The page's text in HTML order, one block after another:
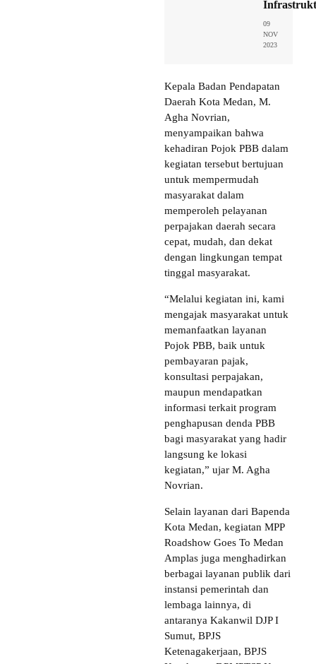
09
NOV
2023
Kepala Badan Pendapatan
Daerah Kota Medan, M.
Agha Novrian,
menyampaikan bahwa
kehadiran Pojok PBB dalam
kegiatan tersebut bertujuan
untuk mempermudah
masyarakat dalam
memperoleh pelayanan
perpajakan daerah secara
cepat, mudah, dan dekat
dengan lingkungan tempat
tinggal masyarakat.
“Melalui kegiatan ini, kami
mengajak masyarakat untuk
memanfaatkan layanan
Pojok PBB, baik untuk
pembayaran pajak,
konsultasi perpajakan,
maupun mendapatkan
informasi terkait program
penghapusan denda PBB
bagi masyarakat yang hadir
langsung ke lokasi
kegiatan,” ujar M. Agha
Novrian.
Selain layanan dari Bapenda
Kota Medan, kegiatan MPP
Roadshow Goes To Medan
Amplas juga menghadirkan
berbagai layanan publik dari
instansi pemerintah dan
lembaga lainnya, di
antaranya Kakanwil DJP I
Sumut, BPJS
Ketenagakerjaan, BPJS